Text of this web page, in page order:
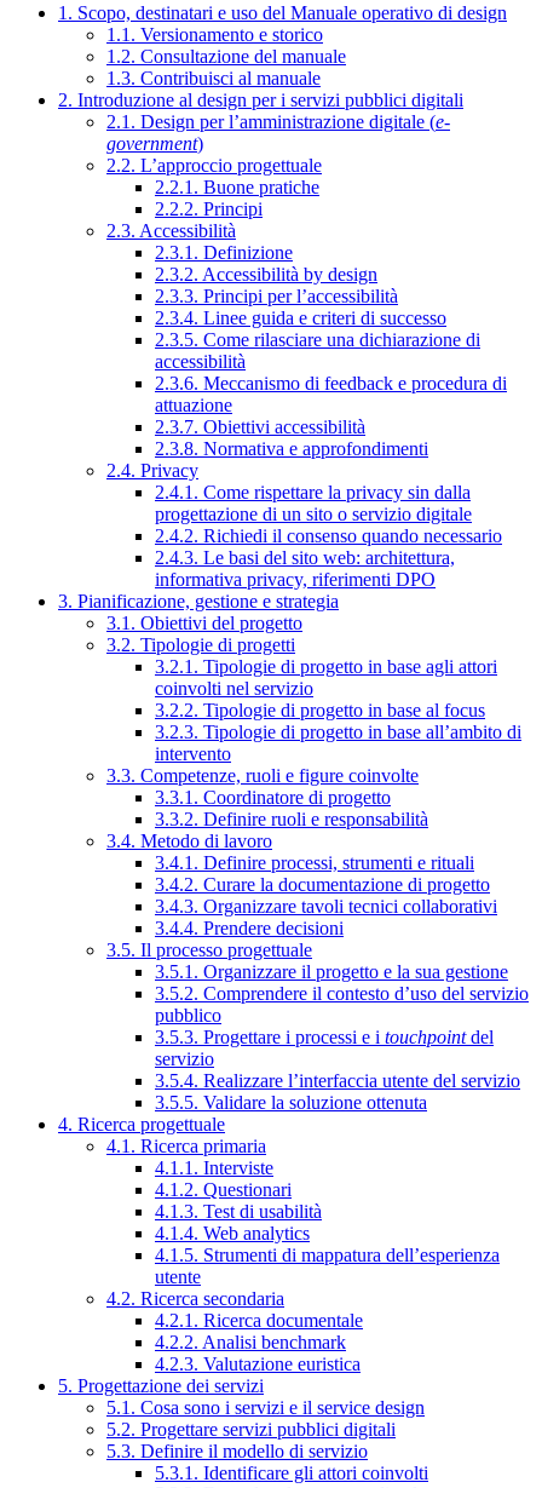
1. Scopo, destinatari e uso del Manuale operativo di design
1.1. Versionamento e storico
1.2. Consultazione del manuale
1.3. Contribuisci al manuale
2. Introduzione al design per i servizi pubblici digitali
2.1. Design per l’amministrazione digitale (e-
government)
2.2. L’approccio progettuale
2.2.1. Buone pratiche
2.2.2. Principi
2.3. Accessibilità
2.3.1. Definizione
2.3.2. Accessibilità by design
2.3.3. Principi per l’accessibilità
2.3.4. Linee guida e criteri di successo
2.3.5. Come rilasciare una dichiarazione di
accessibilità
2.3.6. Meccanismo di feedback e procedura di
attuazione
2.3.7. Obiettivi accessibilità
2.3.8. Normativa e approfondimenti
2.4. Privacy
2.4.1. Come rispettare la privacy sin dalla
progettazione di un sito o servizio digitale
2.4.2. Richiedi il consenso quando necessario
2.4.3. Le basi del sito web: architettura,
informativa privacy, riferimenti DPO
3. Pianificazione, gestione e strategia
3.1. Obiettivi del progetto
3.2. Tipologie di progetti
3.2.1. Tipologie di progetto in base agli attori
coinvolti nel servizio
3.2.2. Tipologie di progetto in base al focus
3.2.3. Tipologie di progetto in base all’ambito di
intervento
3.3. Competenze, ruoli e figure coinvolte
3.3.1. Coordinatore di progetto
3.3.2. Definire ruoli e responsabilità
3.4. Metodo di lavoro
3.4.1. Definire processi, strumenti e rituali
3.4.2. Curare la documentazione di progetto
3.4.3. Organizzare tavoli tecnici collaborativi
3.4.4. Prendere decisioni
3.5. Il processo progettuale
3.5.1. Organizzare il progetto e la sua gestione
3.5.2. Comprendere il contesto d’uso del servizio
pubblico
3.5.3. Progettare i processi e i touchpointdel
servizio
3.5.4. Realizzare l’interfaccia utente del servizio
3.5.5. Validare la soluzione ottenuta
4. Ricerca progettuale
4.1. Ricerca primaria
4.1.1. Interviste
4.1.2. Questionari
4.1.3. Test di usabilità
4.1.4. Web analytics
4.1.5. Strumenti di mappatura dell’esperienza
utente
4.2. Ricerca secondaria
4.2.1. Ricerca documentale
4.2.2. Analisi benchmark
4.2.3. Valutazione euristica
5. Progettazione dei servizi
5.1. Cosa sono i servizi e il service design
5.2. Progettare servizi pubblici digitali
5.3. Definire il modello di servizio
5.3.1. Identificare gli attori coinvolti